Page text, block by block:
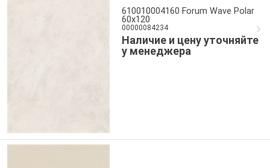
610010004160 Forum Wave Polar
60x120
00000084234
Наличие и цену уточняйте
у менеджера